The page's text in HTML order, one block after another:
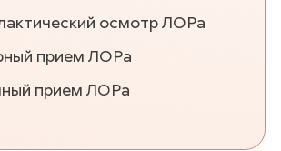
осмотр ЛОРа
прием ЛОРа
прием ЛОРа